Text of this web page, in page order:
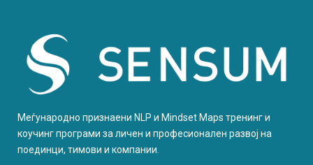
Меѓународно признаени NLP и Mindset Maps тренинг и
коучинг програми за личен и професионален развој на
поединци, тимови и компании.